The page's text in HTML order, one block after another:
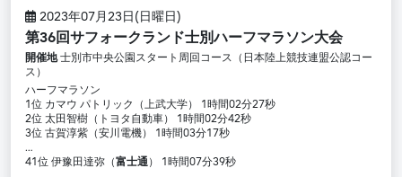
2023年07月23日(日曜日)
第36回サフォークランド士別ハーフマラソン大会
開催地士別市中央公園スタート周回コース（日本陸上競技連盟公認コー
ス）
ハーフマラソン
1位 カマウ パトリック（上武大学） 1時間02分27秒
2位 太田智樹（トヨタ自動車） 1時間02分42秒
3位 古賀淳紫（安川電機） 1時間03分17秒
…
41位 伊豫田達弥（富士通） 1時間07分39秒